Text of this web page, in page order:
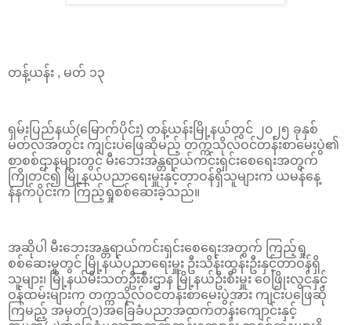
တန့်ယန်း , မတ် ၁၃
ရှမ်းပြည်နယ်(မြောက်ပိုင်း) တန့်ယန်းမြို့နယ်တွင် ၂၀၂၅ ခုနှစ်
မတ်လအတွင်း ကျင်းပဖြေဆိုမည့် တက္ကသိုလ်ဝင်တန်းစာမေးပွဲ၏
စာစစ်ဌာနများတွင် မီးဘေးအန္တရာယ်ကင်းရှင်းစေရေးအတွက်
ကြိုတင်၍ မြို့နယ်ပညာရေးမှူးနှင့်တာဝန်ရှိသူများက ယမန်နေ့
နံနက်ပိုင်းက ကြည့်ရှုစစ်ဆေးခဲ့သည်။
အဆိုပါ မီးဘေးအန္တရာယ်ကင်းရှင်းစေရေးအတွက် ကြည့်ရှု
စစ်ဆေးမှုတွင် မြို့နယ်ပညာရေးမှူး ဦးသိန်းထွန်းဦးနှင့်တာဝန်ရှိ
သူများ၊ မြို့နယ်မီးသတ်ဦးစီးဌာန မြို့နယ်ဦးစီးမှူး ဝေဖြိုးလွင်နှင့်
ဝန်ထမ်းများက တက္ကသိုလ်ဝင်တန်း‌စာမေးပွဲအား ကျင်းပဖြေဆို
ကြမည့် အမှတ်(၁)အခြေခံပညာအထက်တန်းကျောင်းနှင့်